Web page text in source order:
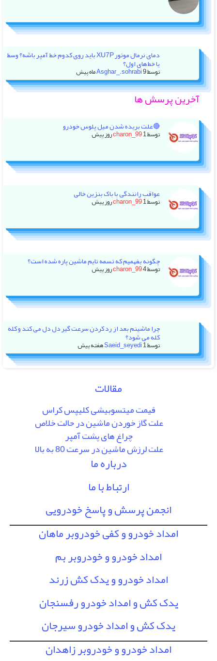
دمای نرمال موتور XU7P باید روی کدوم خط آمپر باشه؟ وسط
یا خط‌های اول؟
توسط Asghar_.sohrabi9 ماه پیش
آخرین پرسش ها
🔴علت بریده شدن میل پلوس خودرو
توسط charon_991 روز پیش
عواقب رانندگی با باک بنزین خالی
توسط charon_991 روز پیش
چگونه بفهمیم که تسمه تایم ماشین پاره شده است؟
توسط charon_994 روز پیش
چرا ماشینم بعد از رد کردن سرعت گیر دل دل می کند و کله
کله می شود؟
توسط Saeid_seyedi1 هفته پیش
مقالات
قیمت میتسوبیشی کلیپس کراس
علت گاز خوردن ماشین در حالت خلاص
چراغ های پشت آمپر
علت لرزش ماشین در سرعت 80 به بالا
درباره ما
ارتباط با ما
انجمن پرسش و پاسخ خودرویی
امداد خودرو و کفی خودروبر ماهان
امداد خودرو و خودروبر بم
امداد خودرو و یدک کش زرند
یدک کش و امداد خودرو رفسنجان
یدک کش و امداد خودرو سیرجان
امداد خودرو و خودروبر زاهدان